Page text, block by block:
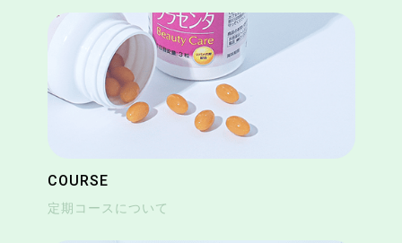
COURSE
定期コースについて